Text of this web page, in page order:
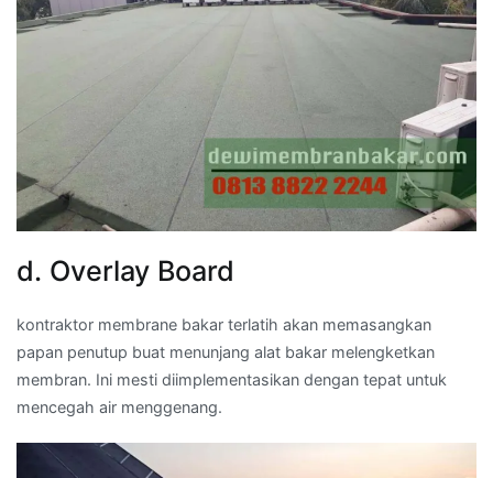
d. Overlay Board
kontraktor membrane bakar terlatih akan memasangkan
papan penutup buat menunjang alat bakar melengketkan
membran. Ini mesti diimplementasikan dengan tepat untuk
mencegah air menggenang.